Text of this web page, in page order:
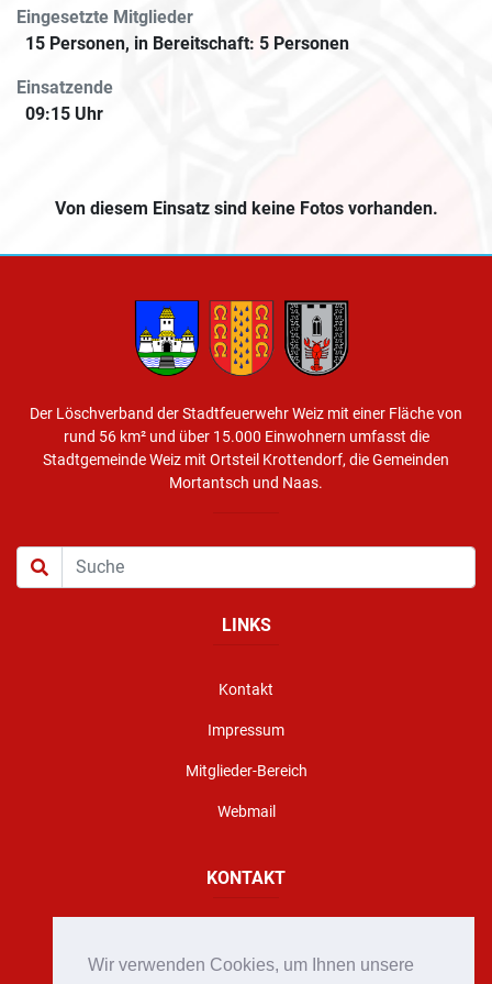
Wir verwenden Cookies, um Ihnen unsere
Eingesetzte Mitglieder
15 Personen, in Bereitschaft: 5 Personen
Einsatzende
09:15 Uhr
Von diesem Einsatz sind keine Fotos vorhanden.
Der Löschverband der Stadtfeuerwehr Weiz mit einer Fläche von
rund 56 km² und über 15.000 Einwohnern umfasst die
Stadtgemeinde Weiz mit Ortsteil Krottendorf, die Gemeinden
Mortantsch und Naas.
LINKS
Kontakt
Impressum
Mitglieder-Bereich
Webmail
KONTAKT